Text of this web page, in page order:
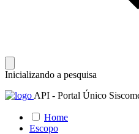
Inicializando a pesquisa
API - Portal Único
Home
Escopo